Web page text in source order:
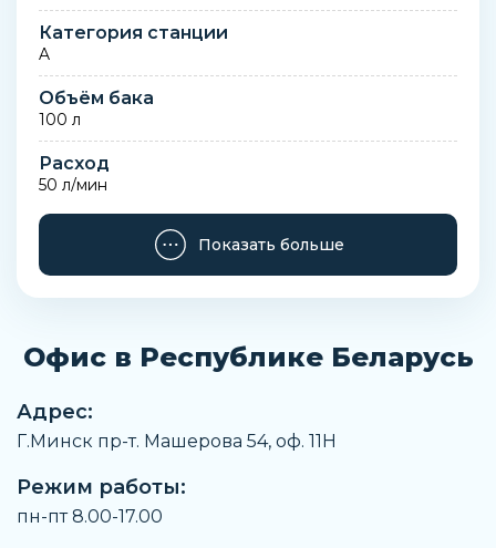
Категория станции
A
Объём бака
100 л
Расход
50 л/мин
Количество выходов
Артикул
Производитель
Наименование
Насосная станция
Показать больше
Офис в Республике Беларусь
Адрес:
Г.Минск пр-т. Машерова 54, оф. 11H
Режим работы:
пн-пт 8.00-17.00